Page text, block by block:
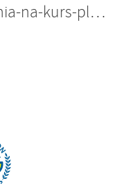
formularz-zgloszenia-na-kurs-pl.docx